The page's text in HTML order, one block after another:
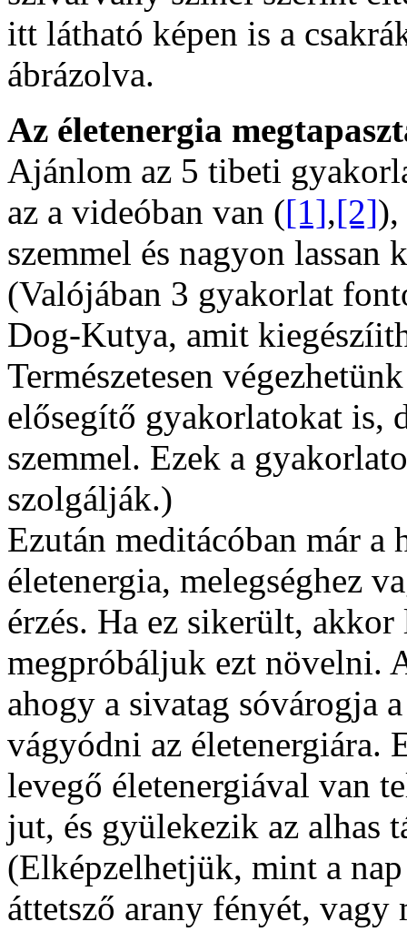
itt látható képen is a
ábrázolva.
Az életenergia
Ajánlom az 5 tibeti
az a videóban van ([1],[2]),
szemmel és nagyon lassan
(Valójában 3 gyakorlat
Dog-Kutya, amit
Természetesen
elősegítő gyakorlatokat is,
szemmel. Ezek a
szolgálják.)
Ezután meditácóban már a
életenergia, melegséghez
érzés. Ha ez sikerült,
megpróbáljuk ezt növelni.
ahogy a sivatag sóvárogja
vágyódni az életenergiára.
levegő életenergiával van
jut, és gyülekezik az alhas
(Elképzelhetjük, mint a
áttetsző arany fényét,